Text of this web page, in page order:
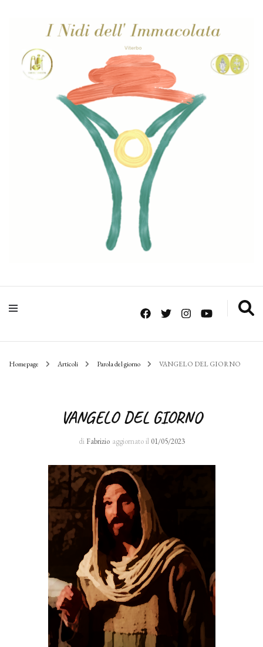
Homepage Articoli Parola del giorno VANGELO DEL GIORNO
VANGELO DEL GIORNO
di Fabrizio aggiornato il 01/05/2023